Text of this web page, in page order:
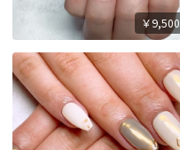
￥9,500